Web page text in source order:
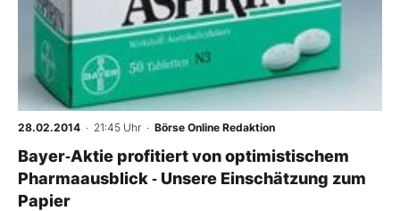
28.02.2014 · 21:45 Uhr · Börse Online Redaktion
Bayer‑Aktie profitiert von optimistischem
Pharmaausblick ‑ Unsere Einschätzung zum
Papier